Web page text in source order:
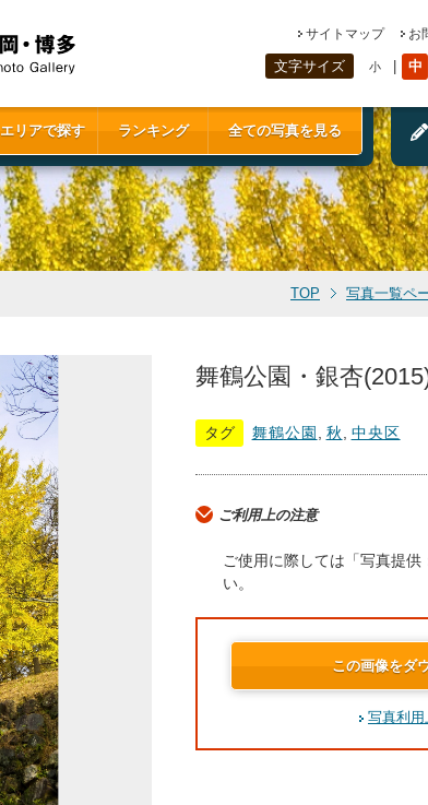
サイトマップ お
文字サイズ 小 中
エリアで探す ランキング 全ての写真を見る
TOP 写真一覧ペ
舞鶴公園・銀杏
タグ 舞鶴公園 秋 中央区
ご利用上の注意
ご使用に際しては「写真提
い。
この画像をダ
写真利